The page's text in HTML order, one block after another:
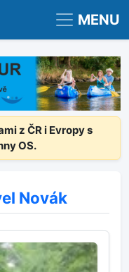
MENU
z ČR i Evropy s
OS.
Novák